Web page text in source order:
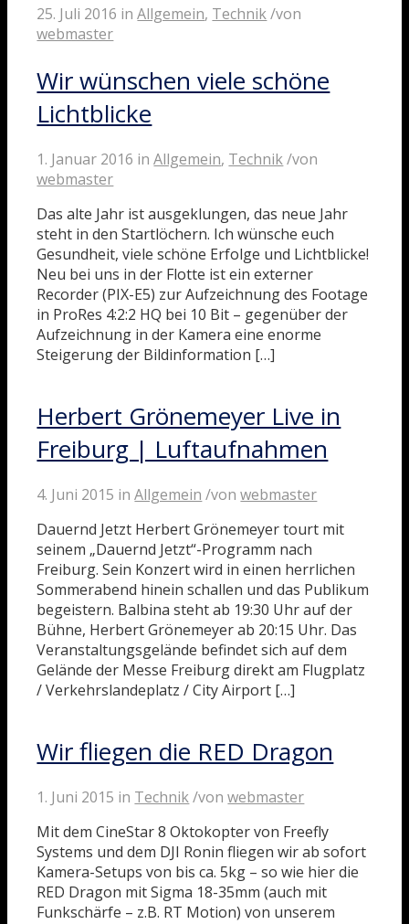
25. Juli 2016 inAllgemein, Technik /von
webmaster
Wir wünschen viele schöne
Lichtblicke
1. Januar 2016 inAllgemein, Technik /von
webmaster
Das alte Jahr ist ausgeklungen, das neue Jahr
steht in den Startlöchern. Ich wünsche euch
Gesundheit, viele schöne Erfolge und Lichtblicke!
Neu bei uns in der Flotte ist ein externer
Recorder (PIX-E5) zur Aufzeichnung des Footage
in ProRes 4:2:2 HQ bei 10 Bit – gegenüber der
Aufzeichnung in der Kamera eine enorme
Steigerung der Bildinformation […]
Herbert Grönemeyer Live in
Freiburg | Luftaufnahmen
4. Juni 2015 inAllgemein /vonwebmaster
Dauernd Jetzt Herbert Grönemeyer tourt mit
seinem „Dauernd Jetzt“-Programm nach
Freiburg. Sein Konzert wird in einen herrlichen
Sommerabend hinein schallen und das Publikum
begeistern. Balbina steht ab 19:30 Uhr auf der
Bühne, Herbert Grönemeyer ab 20:15 Uhr. Das
Veranstaltungsgelände befindet sich auf dem
Gelände der Messe Freiburg direkt am Flugplatz
/ Verkehrslandeplatz / City Airport […]
Wir fliegen die RED Dragon
1. Juni 2015 in Technik /vonwebmaster
Mit dem CineStar 8 Oktokopter von Freefly
Systems und dem DJI Ronin fliegen wir ab sofort
Kamera-Setups von bis ca. 5kg – so wie hier die
RED Dragon mit Sigma 18-35mm (auch mit
Funkschärfe – z.B. RT Motion) von unserem